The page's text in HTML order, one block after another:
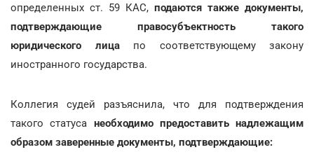
определенных ст. 59 КАС, подаются также документы,
подтверждающие правосубъектность такого
юридического лицапо соответствующему закону
иностранного государства.
Коллегия судей разъяснила, что для подтверждения
такого статуса необходимо предоставить надлежащим
образом заверенные документы, подтверждающие: